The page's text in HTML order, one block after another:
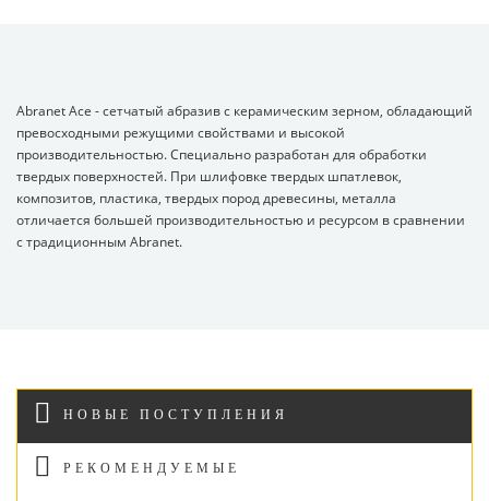
Abranet Ace - сетчатый абразив с керамическим зерном, обладающий
превосходными режущими свойствами и высокой
производительностью. Специально разработан для обработки
твердых поверхностей. При шлифовке твердых шпатлевок,
композитов, пластика, твердых пород древесины, металла
отличается большей производительностью и ресурсом в сравнении
с традиционным Abranet.
НОВЫЕ ПОСТУПЛЕНИЯ
РЕКОМЕНДУЕМЫЕ